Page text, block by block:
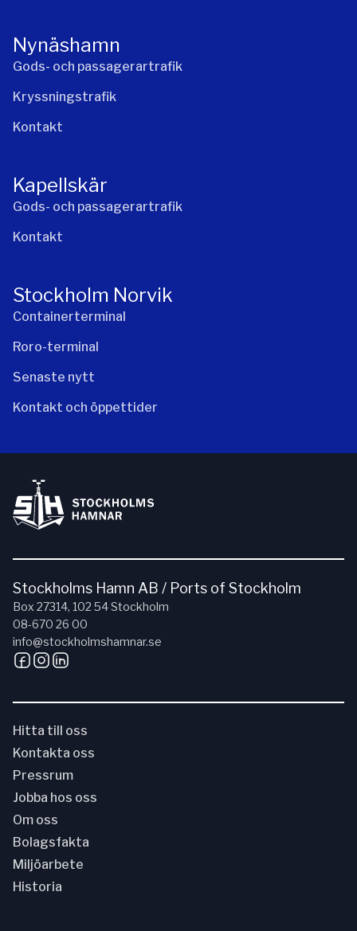
Nynäshamn
Gods- och passagerartrafik
Kryssningstrafik
Kontakt
Kapellskär
Gods- och passagerartrafik
Kontakt
Stockholm Norvik
Containerterminal
Roro-terminal
Senaste nytt
Kontakt och öppettider
Stockholms Hamn AB / Ports of Stockholm
Box 27314, 102 54 Stockholm
08-670 26 00
info@stockholmshamnar.se
Hitta till oss
Kontakta oss
Pressrum
Jobba hos oss
Om oss
Bolagsfakta
Miljöarbete
Historia